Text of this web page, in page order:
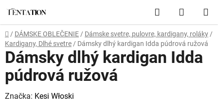
obsah
Hľadať
KOŠÍK
Domov
/ DÁMSKE OBLEČENIE / Dámske svetre, pulovre, kardigany, roláky /
Kardigany, Dlhé svetre / Dámsky dlhý kardigan Idda púdrová ružová
Dámsky dlhý kardigan Idda
púdrová ružová
Značka: Kesi Włoski